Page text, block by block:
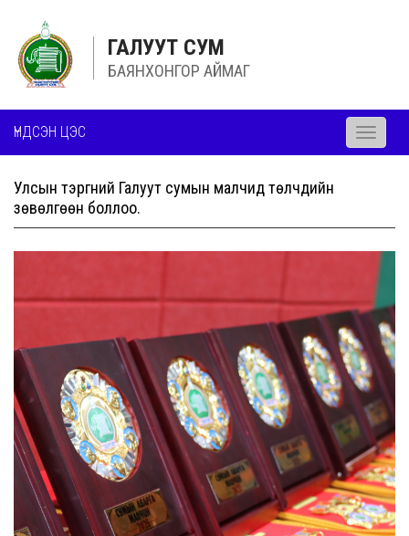
ГАЛУУТ СУМ
БАЯНХОНГОР АЙМАГ
ҮНДСЭН ЦЭС
Toggle
Улсын тэргүүний Галуут сумын малчид төлчдийн
зөвөлгөөн боллоо.